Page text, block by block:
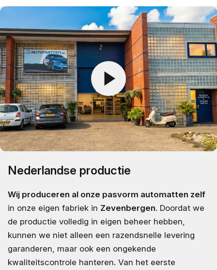
Nederlandse productie
Wij produceren al onze pasvorm automatten zelf
in onze eigen fabriek in Zevenbergen. Doordat we
de productie volledig in eigen beheer hebben,
kunnen we niet alleen een razendsnelle levering
garanderen, maar ook een ongekende
kwaliteitscontrole hanteren. Van het eerste